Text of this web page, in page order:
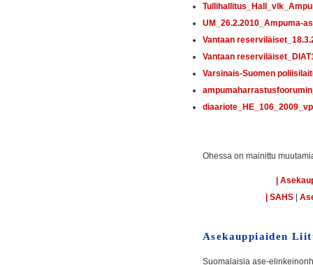
UM_26.2.2010_Ampuma-
Vantaan
Vantaan
Varsinais-Suomen
diaariote_HE_106_2009_vp
Ohessa on mainittu
|
SAHS|
Asekauppiaiden
Suomalaisia ase-